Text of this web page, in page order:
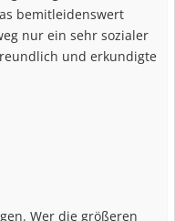
bemitleidenswert
nur ein sehr sozialer
und erkundigte
Wer die größeren